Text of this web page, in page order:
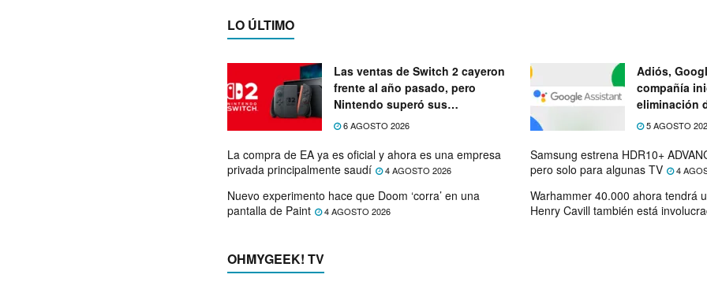
LO ÚLTIMO
Las ventas de Switch 2 cayeron
frente al año pasado, pero
Nintendo superó sus
expectativas
6 AGOSTO 2026
Adiós,
compañía
eliminación
próximo mes
5 AGOSTO
La compra de EA ya es oficial y ahora es una empresa
privada principalmente saudí
4 AGOSTO 2026
Samsung estrena HDR10+
pero solo para algunas TV
4
Nuevo experimento hace que Doom ‘corra’ en una
pantalla de Paint
4 AGOSTO 2026
Warhammer 40.000 ahora tendrá
Henry Cavill también está
OHMYGEEK! TV